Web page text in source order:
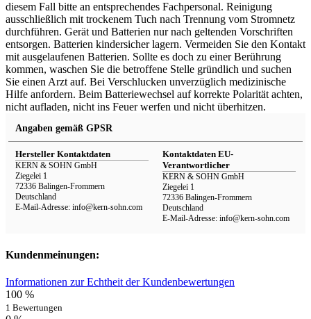
diesem Fall bitte an entsprechendes Fachpersonal. Reinigung
ausschließlich mit trockenem Tuch nach Trennung vom Stromnetz
durchführen. Gerät und Batterien nur nach geltenden Vorschriften
entsorgen. Batterien kindersicher lagern. Vermeiden Sie den Kontakt
mit ausgelaufenen Batterien. Sollte es doch zu einer Berührung
kommen, waschen Sie die betroffene Stelle gründlich und suchen
Sie einen Arzt auf. Bei Verschlucken unverzüglich medizinische
Hilfe anfordern. Beim Batteriewechsel auf korrekte Polarität achten,
nicht aufladen, nicht ins Feuer werfen und nicht überhitzen.
Angaben gemäß GPSR
Hersteller Kontaktdaten
KERN & SOHN GmbH
Ziegelei 1
72336 Balingen-Frommern
Deutschland
E-Mail-Adresse: info@kern-sohn.com
Kontaktdaten EU-
Verantwortlicher
KERN & SOHN GmbH
Ziegelei 1
72336 Balingen-Frommern
Deutschland
E-Mail-Adresse: info@kern-sohn.com
Kundenmeinungen:
Informationen zur Echtheit der Kundenbewertungen
100 %
1 Bewertungen